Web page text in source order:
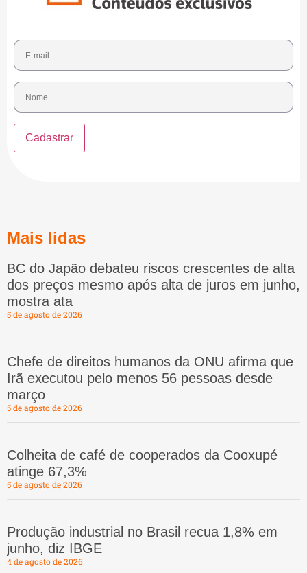
Mais lidas
BC do Japão debateu riscos crescentes de alta
dos preços mesmo após alta de juros em junho,
mostra ata
5 de agosto de 2026
Chefe de direitos humanos da ONU afirma que
Irã executou pelo menos 56 pessoas desde
março
5 de agosto de 2026
Colheita de café de cooperados da Cooxupé
atinge 67,3%
5 de agosto de 2026
Produção industrial no Brasil recua 1,8% em
junho, diz IBGE
4 de agosto de 2026